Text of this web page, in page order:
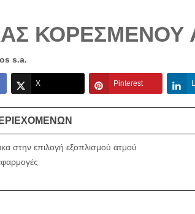
ΚΟΡΕΣΜΈΝΟΥ
s.a.
X Pinterest
στην επιλογή εξοπλισμού ατμού